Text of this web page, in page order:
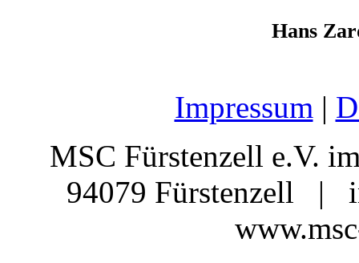
Hans
Impressum |
MSC Fürstenzell
94079 Fürstenzell |